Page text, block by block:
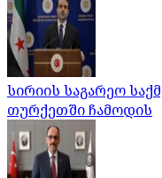
სირიის საგარეო
თურქეთში ჩამოდის